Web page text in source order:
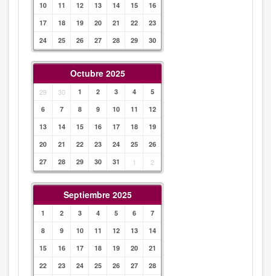
10
11 12 13 14 15
16
17
18 19 20 21 22
23
24
25 26 27 28 29 30
Octubre 2025
29 30 1 2 3 4
5
6
7 8 9 10 11
12
13
14 15 16 17 18
19
20
21 22 23 24 25
26
27
28 29 30 31 1 2
Septiembre 2025
1 2 3 4 5 6
7
8
9 10 11 12 13
14
15
16 17 18 19 20
21
22
23 24 25 26 27
28